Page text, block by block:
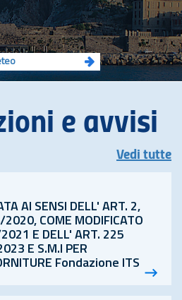
e avvisi
Vedi tutte
AI SENSI DELL' ART. 2,
2020, COME MODIFICATO
E DELL' ART. 225
E S.M.I PER
Fondazione ITS